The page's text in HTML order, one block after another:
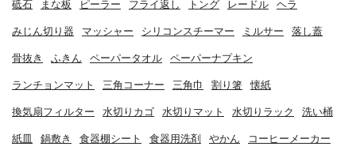
砥石 まな板 ピーラー フライ返し トング レードル ヘラ
みじん切り器 マッシャー シリコンスチーマー ミルサー 落し蓋
骨抜き ふきん ペーパータオル ペーパーナプキン
ランチョンマット 三角コーナー 三角巾 割り箸 懐紙
換気扇フィルター 水切りカゴ 水切りマット 水切りラック 洗い桶
紙皿 鍋敷き 食器棚シート 食器用洗剤 やかん コーヒーメーカー